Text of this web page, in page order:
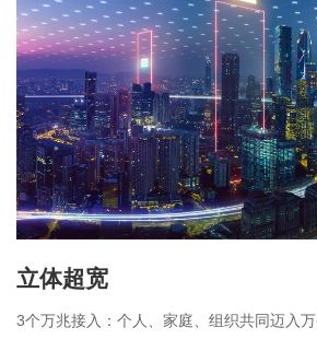
立体超宽
3个万兆接入：个人、家庭、组织共同迈入